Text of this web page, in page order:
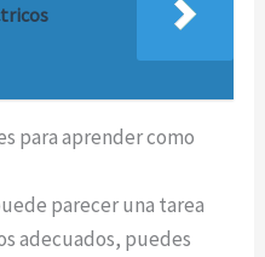
para aprender como
parecer una tarea
adecuados, puedes